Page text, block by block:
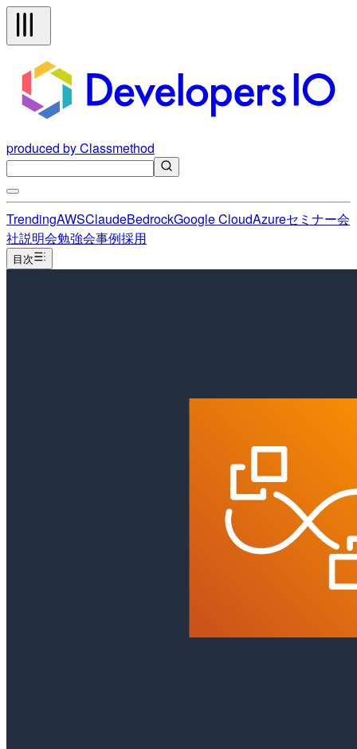
produced by Classmethod
TrendingAWSClaudeBedrockGoogle CloudAzureセミナー会
社説明会勉強会事例採用
目次